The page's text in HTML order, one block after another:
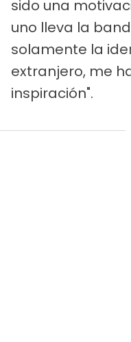
sido una
uno lleva la
solamente la
extranjero, me
inspiración".